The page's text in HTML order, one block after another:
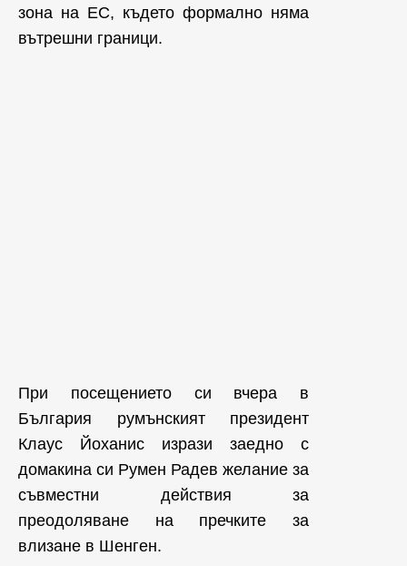
зона на ЕС, където формално няма
вътрешни граници.
При посещението си вчера в
България румънският президент
Клаус Йоханис изрази заедно с
домакина си Румен Радев желание за
съвместни действия за
преодоляване на пречките за
влизане в Шенген.